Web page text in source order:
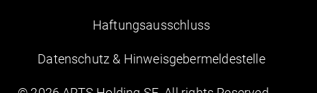
Haftungsausschluss
Datenschutz & Hinweisgebermeldestelle